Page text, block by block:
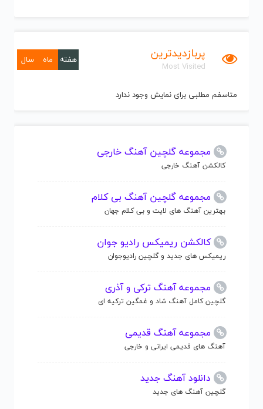
پربازدیدترین
Most Visited
هفته ماه سال
متاسفم مطلبی برای نمایش وجود ندارد
مجموعه گلچین آهنگ خارجی
کالکشن آهنگ خارجی
مجموعه گلچین آهنگ بی کلام
بهترین آهنگ های لایت و بی کلام جهان
کالکشن ریمیکس رادیو جوان
ریمیکس های جدید و گلچین رادیوجوان
مجموعه آهنگ ترکی و آذری
گلچین کامل آهنگ شاد و غمگین ترکیه ای
مجموعه آهنگ قدیمی
آهنگ های قدیمی ایرانی و خارجی
دانلود آهنگ جدید
گلچین آهنگ های جدید